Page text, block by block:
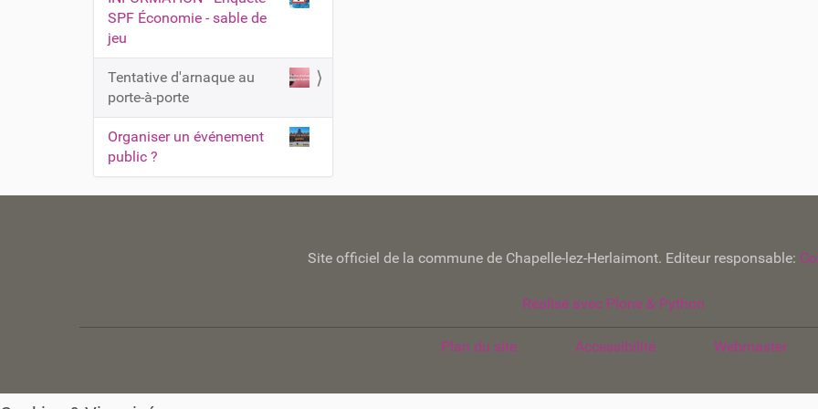
SPF Économie - sable de
jeu
Tentative d'arnaque au
porte-à-porte
Organiser un événement
public ?
Site officiel de la commune de Chapelle-lez-Herlaimont. Editeur responsable:
Réalisé avec Plone & Python
Plan du site Accessibilité Webmaster